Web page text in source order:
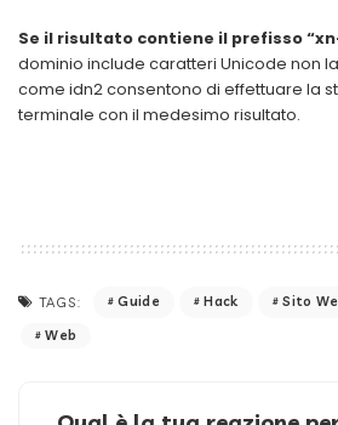
Se il risultato contiene il prefisso
dominio include caratteri Unicode non
come idn2 consentono di effettuare la
terminale con il medesimo risultato.
TAGS: Guide Hack Sito
Web